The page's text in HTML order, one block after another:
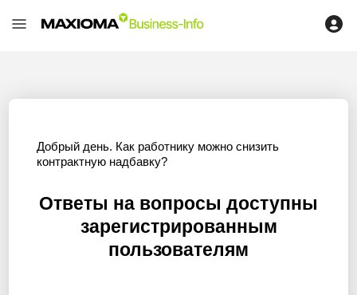
Добрый день. Как работнику можно снизить
контрактную надбавку?
Ответы на вопросы доступны
зарегистрированным
пользователям